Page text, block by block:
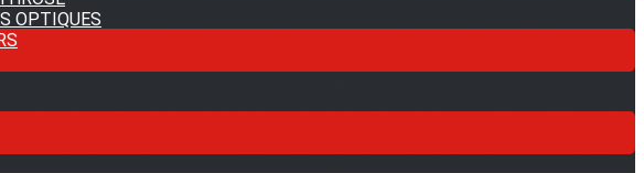
OPTIQUES